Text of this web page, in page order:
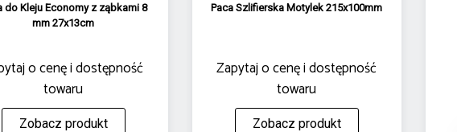
do Kleju Economy z ząbkami 8
mm 27x13cm
o cenę i dostępność
towaru
Zobacz produkt
Paca Szlifierska Motylek 215x100mm
Zapytaj o cenę i dostępność
towaru
Zobacz produkt